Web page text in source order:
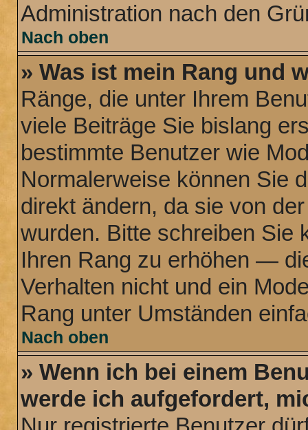
Administration nach den
Nach oben
» Was ist mein Rang und
Ränge, die unter Ihrem
viele Beiträge Sie bislang
bestimmte Benutzer wie
Normalerweise können Sie
direkt ändern, da sie von
wurden. Bitte schreiben Sie
Ihren Rang zu erhöhen —
Verhalten nicht und ein
Rang unter Umständen
Nach oben
» Wenn ich bei einem
werde ich aufgefordert,